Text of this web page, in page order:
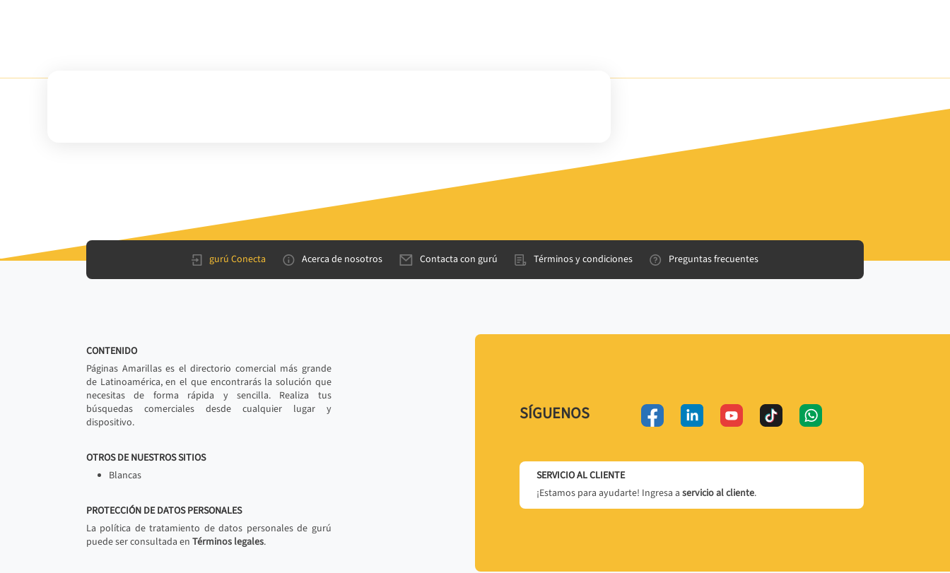
gurú Conecta Acerca de nosotros Contacta con gurú Términos y condiciones Preguntas frecuentes
CONTENIDO
Páginas Amarillas es el directorio comercial más grande
de Latinoamérica, en el que encontrarás la solución que
necesitas de forma rápida y sencilla. Realiza tus
búsquedas comerciales desde cualquier lugar y
dispositivo.
OTROS DE NUESTROS SITIOS
Blancas
PROTECCIÓN DE DATOS PERSONALES
La política de tratamiento de datos personales de gurú
puede ser consultada en Términos legales.
SÍGUENOS
SERVICIO AL CLIENTE
¡Estamos para ayudarte! Ingresa a servicio al cliente.